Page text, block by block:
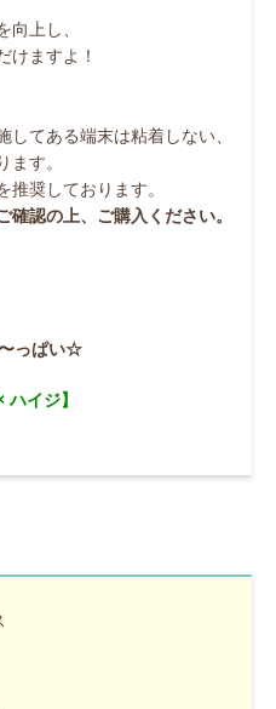
向上し、
けますよ！
てある端末は粘着しない、
ます。
推奨しております。
確認の上、ご購入ください。
っぱい☆
ハイジ】